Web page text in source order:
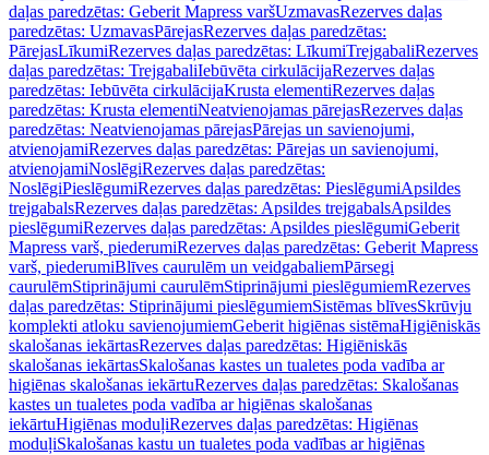
daļas paredzētas: Geberit Mapress varšUzmavasRezerves daļas
paredzētas: UzmavasPārejasRezerves daļas paredzētas:
PārejasLīkumiRezerves daļas paredzētas: LīkumiTrejgabaliRezerves
daļas paredzētas: TrejgabaliIebūvēta cirkulācijaRezerves daļas
paredzētas: Iebūvēta cirkulācijaKrusta elementiRezerves daļas
paredzētas: Krusta elementiNeatvienojamas pārejasRezerves daļas
paredzētas: Neatvienojamas pārejasPārejas un savienojumi,
atvienojamiRezerves daļas paredzētas: Pārejas un savienojumi,
atvienojamiNoslēgiRezerves daļas paredzētas:
NoslēgiPieslēgumiRezerves daļas paredzētas: PieslēgumiApsildes
trejgabalsRezerves daļas paredzētas: Apsildes trejgabalsApsildes
pieslēgumiRezerves daļas paredzētas: Apsildes pieslēgumiGeberit
Mapress varš, piederumiRezerves daļas paredzētas: Geberit Mapress
varš, piederumiBlīves caurulēm un veidgabaliemPārsegi
caurulēmStiprinājumi caurulēmStiprinājumi pieslēgumiemRezerves
daļas paredzētas: Stiprinājumi pieslēgumiemSistēmas blīvesSkrūvju
komplekti atloku savienojumiemGeberit higiēnas sistēmaHigiēniskās
skalošanas iekārtasRezerves daļas paredzētas: Higiēniskās
skalošanas iekārtasSkalošanas kastes un tualetes poda vadība ar
higiēnas skalošanas iekārtuRezerves daļas paredzētas: Skalošanas
kastes un tualetes poda vadība ar higiēnas skalošanas
iekārtuHigiēnas moduļiRezerves daļas paredzētas: Higiēnas
moduļiSkalošanas kastu un tualetes poda vadības ar higiēnas